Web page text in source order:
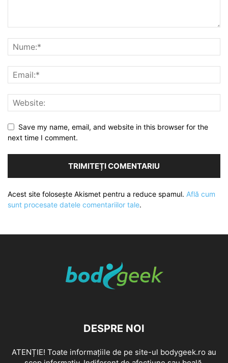
Save my name, email, and website in this browser for the
next time I comment.
Acest site folosește Akismet pentru a reduce spamul. Află cum
sunt procesate datele comentariilor tale.
DESPRE NOI
ATENȚIE! Toate informațiile de pe site-ul bodygeek.ro au